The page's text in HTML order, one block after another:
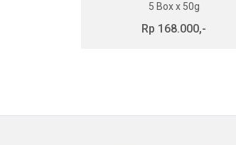
5 Box x 50g
Rp 168.000,-